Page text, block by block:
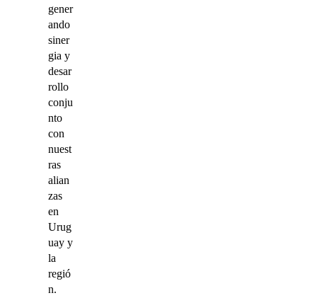
gener
ando
siner
gia y
desar
rollo
conju
nto
con
nuest
ras
alian
zas
en
Urug
uay y
la
regió
n.